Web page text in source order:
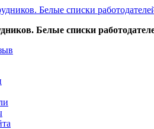
Белые списки